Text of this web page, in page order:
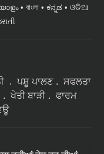
বাংলা ಕನ್ನಡ
ଓଡିଆ
ਪਸ਼ੂ ਪਾਲਣ
ਸਫਲਤਾ
ਖੇਤੀ ਬਾੜੀ
ਫਾਰਮ